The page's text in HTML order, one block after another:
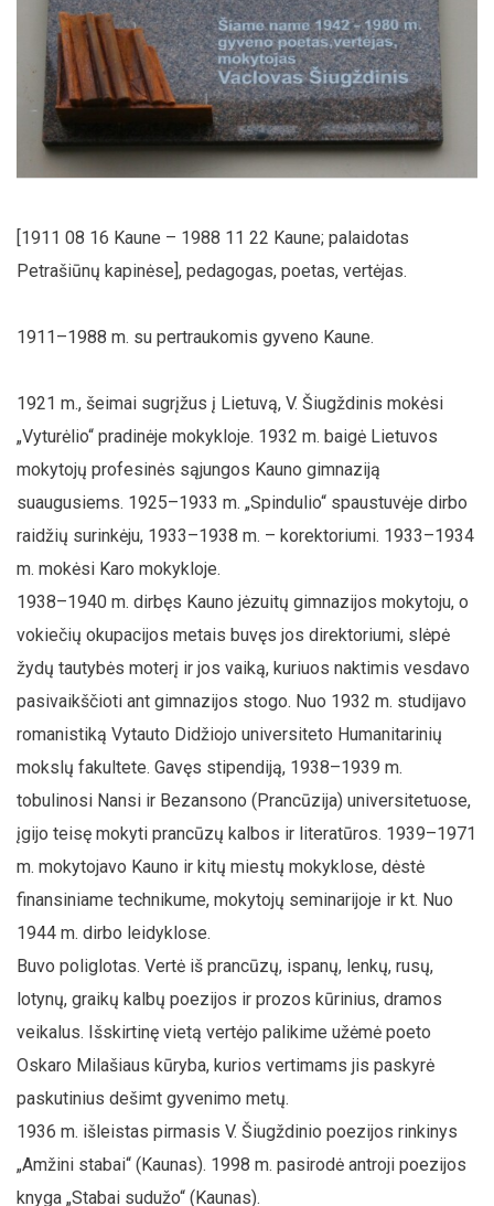
[1911 08 16 Kaune – 1988 11 22 Kaune; palaidotas
Petrašiūnų kapinėse], pedagogas, poetas, vertėjas.
1911–1988 m. su pertraukomis gyveno Kaune.
1921 m., šeimai sugrįžus į Lietuvą, V. Šiugždinis mokėsi
„Vyturėlio“ pradinėje mokykloje. 1932 m. baigė Lietuvos
mokytojų profesinės sąjungos Kauno gimnaziją
suaugusiems. 1925–1933 m. „Spindulio“ spaustuvėje dirbo
raidžių surinkėju, 1933–1938 m. – korektoriumi. 1933–1934
m. mokėsi Karo mokykloje.
1938–1940 m. dirbęs Kauno jėzuitų gimnazijos mokytoju, o
vokiečių okupacijos metais buvęs jos direktoriumi, slėpė
žydų tautybės moterį ir jos vaiką, kuriuos naktimis vesdavo
pasivaikščioti ant gimnazijos stogo. Nuo 1932 m. studijavo
romanistiką Vytauto Didžiojo universiteto Humanitarinių
mokslų fakultete. Gavęs stipendiją, 1938–1939 m.
tobulinosi Nansi ir Bezansono (Prancūzija) universitetuose,
įgijo teisę mokyti prancūzų kalbos ir literatūros. 1939–1971
m. mokytojavo Kauno ir kitų miestų mokyklose, dėstė
finansiniame technikume, mokytojų seminarijoje ir kt. Nuo
1944 m. dirbo leidyklose.
Buvo poliglotas. Vertė iš prancūzų, ispanų, lenkų, rusų,
lotynų, graikų kalbų poezijos ir prozos kūrinius, dramos
veikalus. Išskirtinę vietą vertėjo palikime užėmė poeto
Oskaro Milašiaus kūryba, kurios vertimams jis paskyrė
paskutinius dešimt gyvenimo metų.
1936 m. išleistas pirmasis V. Šiugždinio poezijos rinkinys
„Amžini stabai“ (Kaunas). 1998 m. pasirodė antroji poezijos
knyga „Stabai sudužo“ (Kaunas).